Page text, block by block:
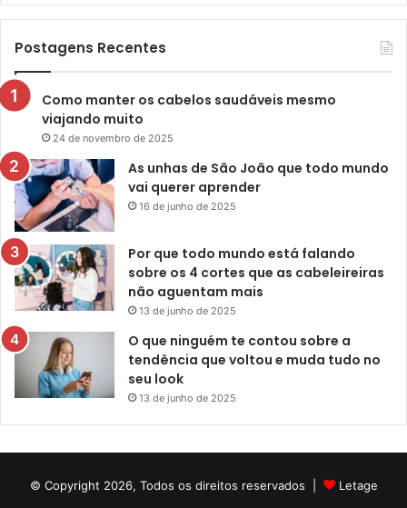
Postagens Recentes
Como manter os cabelos saudáveis mesmo
viajando muito
24 de novembro de 2025
As unhas de São João que todo mundo
vai querer aprender
16 de junho de 2025
Por que todo mundo está falando
sobre os 4 cortes que as cabeleireiras
não aguentam mais
13 de junho de 2025
O que ninguém te contou sobre a
tendência que voltou e muda tudo no
seu look
13 de junho de 2025
© Copyright 2026, Todos os direitos reservados |
Letage